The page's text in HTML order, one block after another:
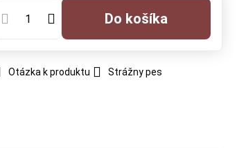
Do košíka
Otázka k produktu
Strážny pes